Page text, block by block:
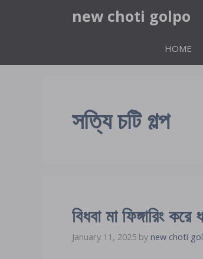
new choti golpo
HOME
সত্যি চটি গল্প
বিধবা মা ফিঙ্গারিং
January 11, 2025 by new choti